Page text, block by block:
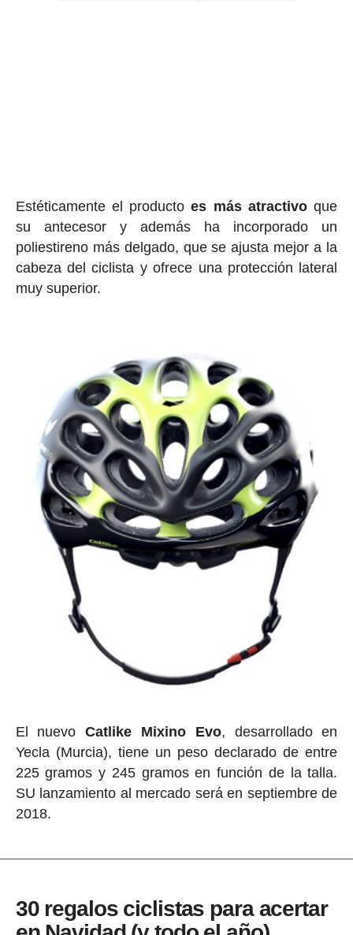
Estéticamente el productoes más atractivo que
su antecesor y además ha incorporado un
poliestireno más delgado, que se ajusta mejor a la
cabeza del ciclista y ofrece una protección lateral
muy superior.
El nuevoCatlike Mixino Evo, desarrollado en
Yecla (Murcia), tiene un peso declarado de entre
225 gramos y 245 gramos en función de la talla.
SU lanzamiento al mercado será en septiembre de
2018.
30 regalos ciclistas para acertar